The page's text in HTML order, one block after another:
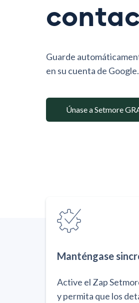
Guarde
en su cuenta de Google.
Únase a Setmore
Manténgase
Active el Zap
y permita que los